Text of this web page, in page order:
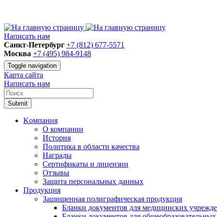
Написать нам
Санкт-Петербург +7 (812) 677-5571
Москва +7 (495) 984-9148
Toggle navigation
Карта сайта
Написать нам
Submit
Kомпания
О компании
История
Политика в области качества
Награды
Сертификаты и лицензии
Отзывы
Защита персональных данных
Продукция
Защищенная полиграфическая продукция
Бланки документов для медицинских